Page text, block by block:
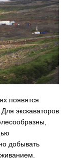
появятся
экскаваторов
добывать